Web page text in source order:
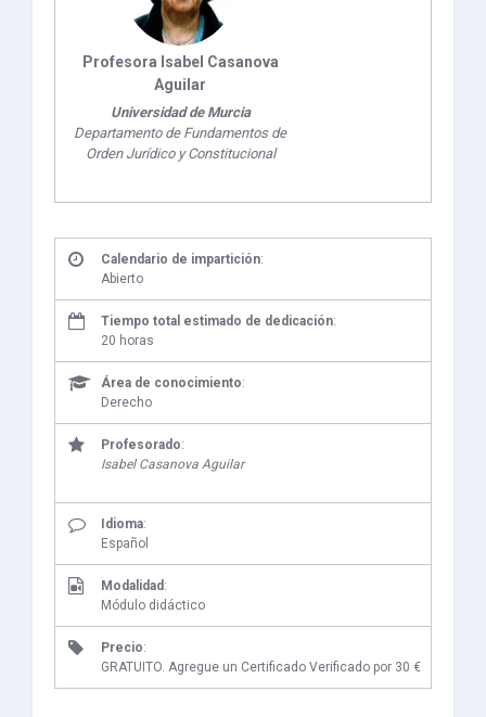
Profesora Isabel Casanova
Aguilar
Universidad de Murcia
Departamento de Fundamentos de
Orden Jurídico y Constitucional
Calendario de impartición:
Abierto
Tiempo total estimado de dedicación:
20 horas
Área de conocimiento:
Derecho
Profesorado:
Isabel Casanova Aguilar
Idioma:
Español
Modalidad :
Módulo didáctico
Precio:
GRATUITO. Agregue un Certificado Verificado por 30 €